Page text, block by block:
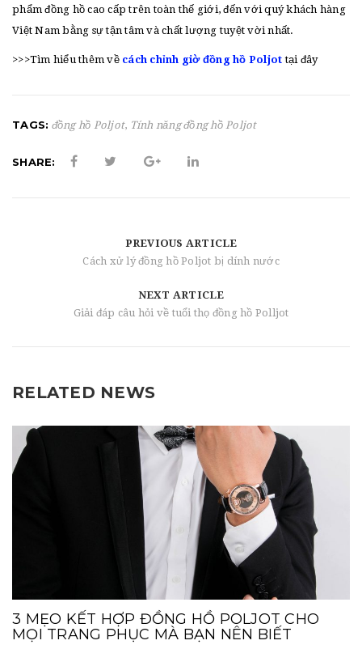
phẩm đồng hồ cao cấp trên toàn thế giới, đến với quý khách hàng
Việt Nam bằng sự tận tâm và chất lượng tuyệt vời nhất.
>>>Tìm hiểu thêm về cách chỉnh giờ đồng hồ Poljot tại đây
TAGS: đồng hồ Poljot, Tính năng đồng hồ Poljot
SHARE:
PREVIOUS ARTICLE
Cách xử lý đồng hồ Poljot bị dính nước
NEXT ARTICLE
Giải đáp câu hỏi về tuổi thọ đồng hồ Polljot
RELATED NEWS
3 MẸO KẾT HỢP ĐỒNG HỒ POLJOT CHO
MỌI TRANG PHỤC MÀ BẠN NÊN BIẾT